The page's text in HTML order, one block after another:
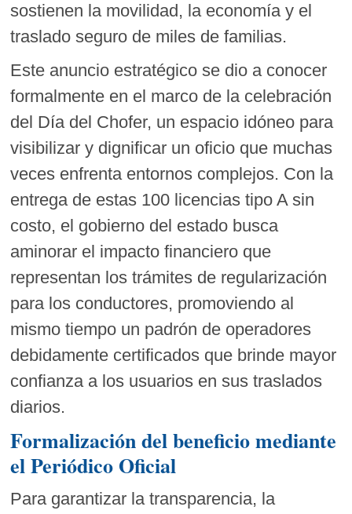
sostienen la movilidad, la economía y el
traslado seguro de miles de familias.
Este anuncio estratégico se dio a conocer
formalmente en el marco de la celebración
del Día del Chofer, un espacio idóneo para
visibilizar y dignificar un oficio que muchas
veces enfrenta entornos complejos. Con la
entrega de estas 100 licencias tipo A sin
costo, el gobierno del estado busca
aminorar el impacto financiero que
representan los trámites de regularización
para los conductores, promoviendo al
mismo tiempo un padrón de operadores
debidamente certificados que brinde mayor
confianza a los usuarios en sus traslados
diarios.
Formalización del beneficio mediante
el Periódico Oficial
Para garantizar la transparencia, la